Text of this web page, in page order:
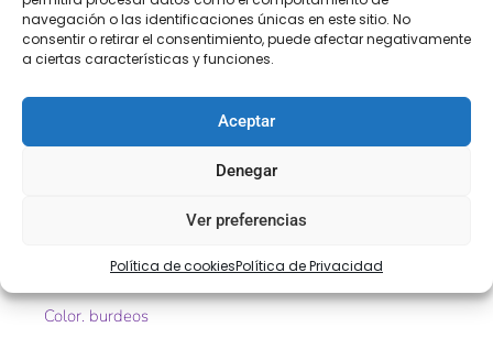
navegación o las identificaciones únicas en este sitio. No
consentir o retirar el consentimiento, puede afectar negativamente
a ciertas características y funciones.
Aceptar
Denegar
Ver preferencias
Política de cookiesPolítica de Privacidad
Valoraciones (0)
Greca termoadhesiva hojas burdeos
Tamaño. 30 mm aprox
Color. burdeos